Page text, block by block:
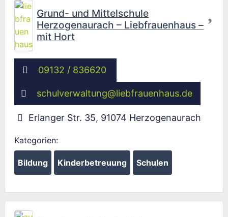
Grund- und Mittelschule
Herzogenaurach – Liebfrauenhaus –
mit Hort
09132 / 836620
schulverwaltung@liebfrauenhaus.de
Erlanger Str. 35, 91074 Herzogenaurach
Kategorien:
Bildung Kinderbetreuung Schulen